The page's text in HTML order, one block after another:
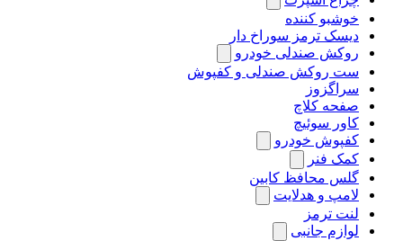
خوشبو کننده
دیسک ترمز سوراخ دار
روکش صندلی خودرو
ست روکش صندلی و کفپوش
سراگزوز
صفحه کلاچ
کاور سوئیچ
کفپوش خودرو
کمک فنر
گلس محافظ کابین
لامپ و هدلایت
لنت ترمز
لوازم جانبی